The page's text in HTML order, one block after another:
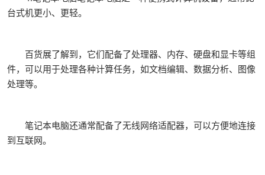
台式机更小、更轻。
百货展了解到，它们配备了处理器、内存、硬盘和显卡等组
件，可以用于处理各种计算任务，如文档编辑、数据分析、图像
处理等。
笔记本电脑还通常配备了无线网络适配器，可以方便地连接
到互联网。